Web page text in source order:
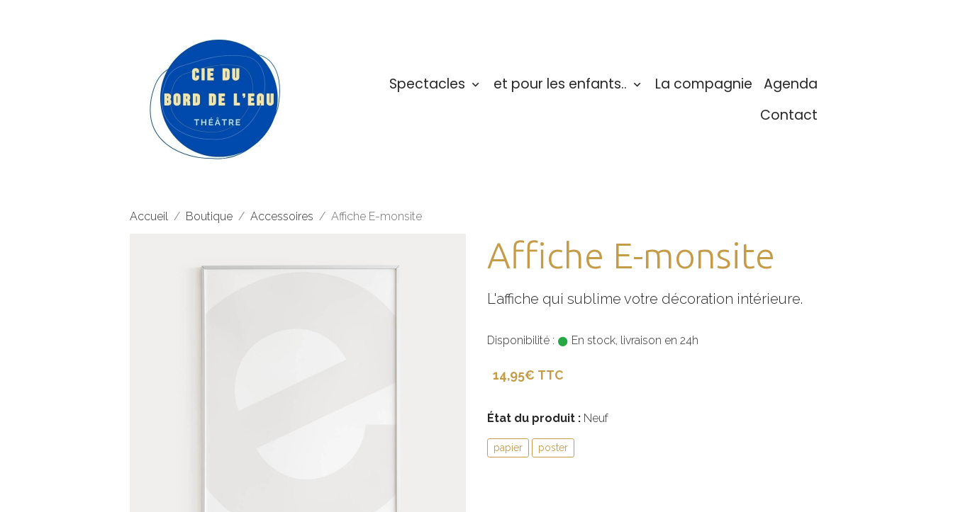
Spectacles et pour les enfants.. La compagnie
Agenda
Contact
Accueil Boutique Accessoires Affiche E-monsite
Affiche E-monsite
L'affiche qui sublime votre décoration intérieure.
Disponibilité : En stock, livraison en 24h
14,95€ TTC
État du produit : Neuf
papier poster